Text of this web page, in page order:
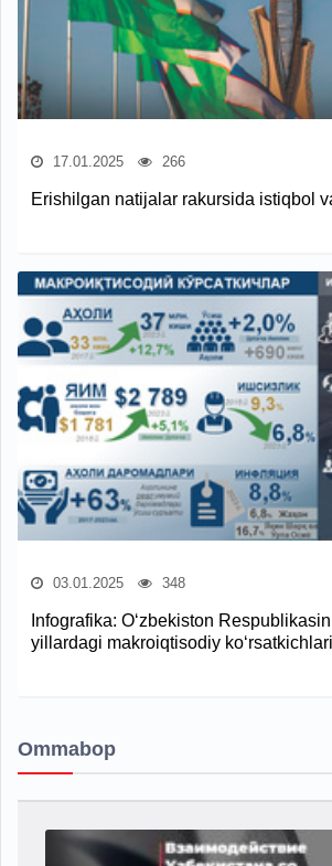
17.01.2025 266
Erishilgan natijalar rakursida istiqbol
03.01.2025 348
Infografika: O‘zbekiston
yillardagi makroiqtisodiy ko‘rsatkichlari
Ommabop